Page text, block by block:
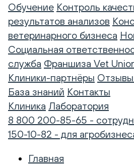
Обучение Контроль
результатов анализов
ветеринарного бизнеса
Социальная
служба Франшиза Vet
Клиники-партнёры Отзывы
База знаний Контакты
Клиника Лаборатория
8 800 200-85-65 -
150-10-82 - для
Главная